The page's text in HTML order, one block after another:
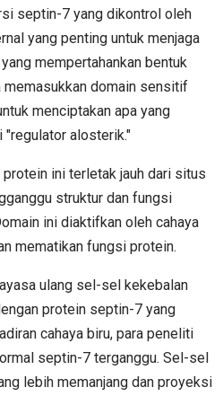
septin-7 yang dikontrol oleh
yang penting untuk menjaga
mempertahankan bentuk
domain sensitif
menciptakan apa yang
alosterik."
ini terletak jauh dari situs
struktur dan fungsi
ini diaktifkan oleh cahaya
mematikan fungsi protein.
ulang sel-sel kekebalan
protein septin-7 yang
cahaya biru, para peneliti
septin-7 terganggu. Sel-sel
lebih memanjang dan proyeksi